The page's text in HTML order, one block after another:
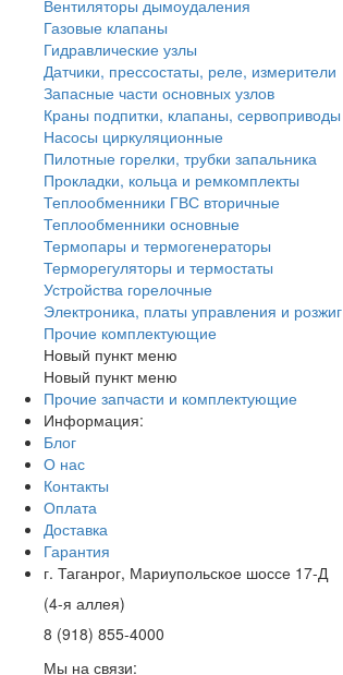
Вентиляторы дымоудаления
Газовые клапаны
Гидравлические узлы
Датчики, прессостаты, реле, измерители
Запасные части основных узлов
Краны подпитки, клапаны, сервоприводы
Насосы циркуляционные
Пилотные горелки, трубки запальника
Прокладки, кольца и ремкомплекты
Теплообменники ГВС вторичные
Теплообменники основные
Термопары и термогенераторы
Терморегуляторы и термостаты
Устройства горелочные
Электроника, платы управления и розжиг
Прочие комплектующие
Новый пункт меню
Новый пункт меню
Прочие запчасти и комплектующие
Информация:
Блог
О нас
Контакты
Оплата
Доставка
Гарантия
г. Таганрог, Мариупольское шоссе 17-Д
(4-я аллея)
8 (918) 855-4000
Мы на связи: